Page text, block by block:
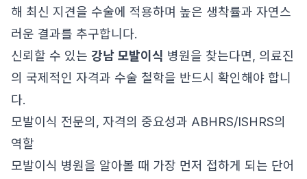
해 최신 지견을 수술에 적용하며 높은 생착률과 자연스
러운 결과를 추구합니다.
신뢰할 수 있는 강남 모발이식 병원을 찾는다면, 의료진
의 국제적인 자격과 수술 철학을 반드시 확인해야 합니
다.
모발이식 전문의, 자격의 중요성과 ABHRS/ISHRS의
역할
모발이식 병원을 알아볼 때 가장 먼저 접하게 되는 단어